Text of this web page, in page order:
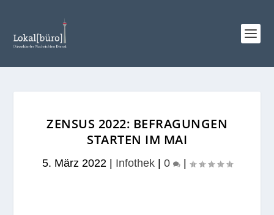
ZENSUS 2022: BEFRAGUNGEN
STARTEN IM MAI
5. März 2022| Infothek| 0 |